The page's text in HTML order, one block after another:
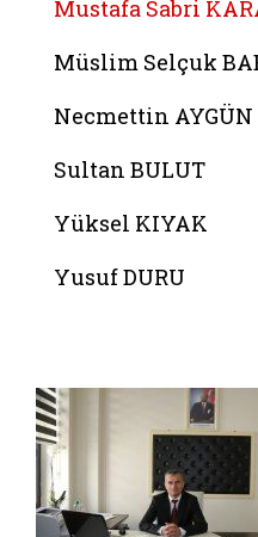
Mustafa Sabri
Müslim Selçuk
Necmettin AYGÜN
Sultan BULUT
Yüksel KIYAK
Yusuf DURU